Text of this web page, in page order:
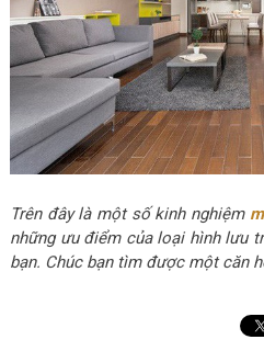
Trên đây là một số kinh nghiệm
những ưu điểm của loại hình lưu
bạn. Chúc bạn tìm được một căn